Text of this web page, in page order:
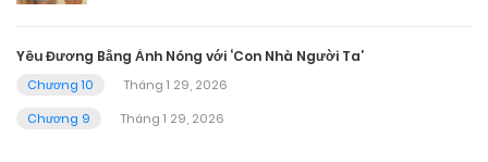
Yêu Đương Bằng Ảnh Nóng với ‘Con Nhà Người Ta’
Chương 10
Tháng 1 29, 2026
Chương 9
Tháng 1 29, 2026